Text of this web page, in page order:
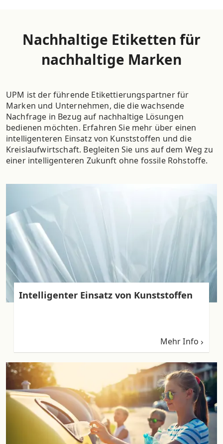
Nachhaltige Etiketten für
nachhaltige Marken
UPM ist der führende Etikettierungspartner für
Marken und Unternehmen, die die wachsende
Nachfrage in Bezug auf nachhaltige Lösungen
bedienen möchten. Erfahren Sie mehr über einen
intelligenteren Einsatz von Kunststoffen und die
Kreislaufwirtschaft. Begleiten Sie uns auf dem Weg zu
einer intelligenteren Zukunft ohne fossile Rohstoffe.
Intelligenter Einsatz von Kunststoffen
Mehr Info